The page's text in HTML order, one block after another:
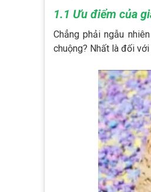
1.1 Ưu điểm của
Chẳng phải ngẫu
chuộng? Nhất là đối